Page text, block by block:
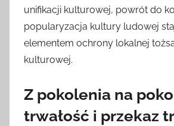
unifikacji kulturowej, powrót do
popularyzacja kultury ludowej
elementem ochrony lokalnej
kulturowej.
Z pokolenia na
trwałość i przekaz